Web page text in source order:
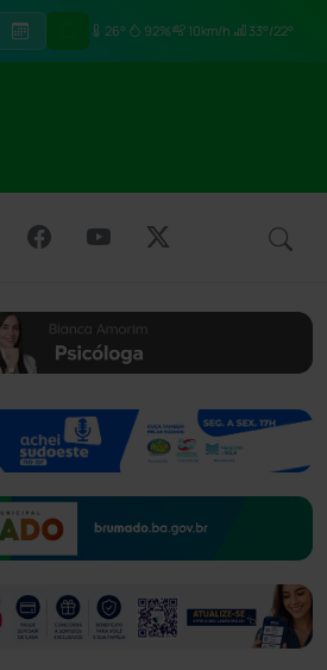
26° 92% 10km/h 33°/22°